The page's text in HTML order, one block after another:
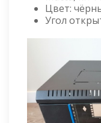
Цвет:
Угол